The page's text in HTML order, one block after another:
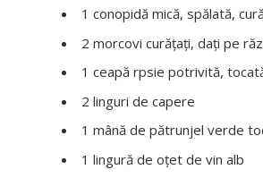
1 conopidă mică, spălată,
2 morcovi curăţaţi, daţi pe
1 ceapă rpsie potrivită,
2 linguri de capere
1 mână de pătrunjel verde
1 lingură de oţet de vin alb